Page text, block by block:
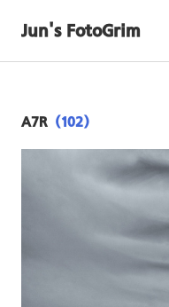
Jun's FotoGrim
A7R (102)